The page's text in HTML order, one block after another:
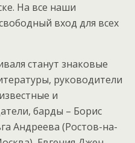
На все наши
вход для всех
станут знаковые
руководители
и
барды – Борис
Андреева (Ростов-на-